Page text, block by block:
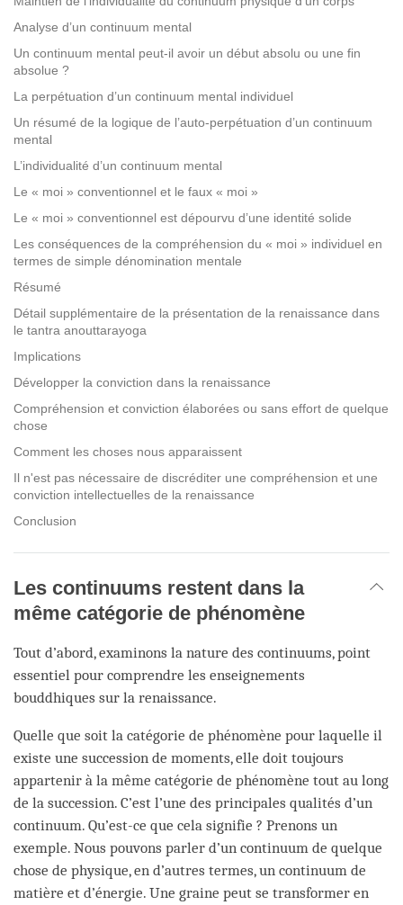
Analyse d’un continuum mental
Un continuum mental peut-il avoir un début absolu ou une fin
absolue ?
La perpétuation d’un continuum mental individuel
Un résumé de la logique de l’auto-perpétuation d’un continuum
mental
L’individualité d’un continuum mental
Le « moi » conventionnel et le faux « moi »
Le « moi » conventionnel est dépourvu d’une identité solide
Les conséquences de la compréhension du « moi » individuel en
termes de simple dénomination mentale
Résumé
Détail supplémentaire de la présentation de la renaissance dans
le tantra anouttarayoga
Implications
Développer la conviction dans la renaissance
Compréhension et conviction élaborées ou sans effort de quelque
chose
Comment les choses nous apparaissent
Il n'est pas nécessaire de discréditer une compréhension et une
conviction intellectuelles de la renaissance
Conclusion
Les continuums restent dans la
même catégorie de phénomène
Tout d’abord, examinons la nature des continuums, point
essentiel pour comprendre les enseignements
bouddhiques sur la renaissance.
Quelle que soit la catégorie de phénomène pour laquelle il
existe une succession de moments, elle doit toujours
appartenir à la même catégorie de phénomène tout au long
de la succession. C’est l’une des principales qualités d’un
continuum. Qu’est-ce que cela signifie ? Prenons un
exemple. Nous pouvons parler d’un continuum de quelque
chose de physique, en d’autres termes, un continuum de
matière et d’énergie. Une graine peut se transformer en